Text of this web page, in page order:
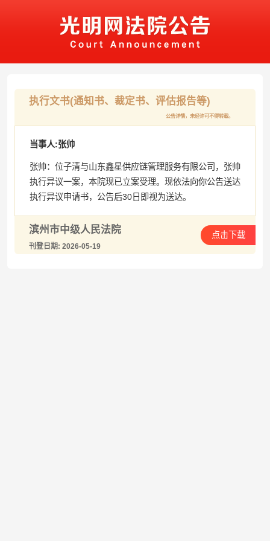
执行文书(通知书、裁定书、评估报告等)
公告详情，未经许可不得转载。
当事人:张帅
张帅：位子清与山东鑫星供应链管理服务有限公司，张帅
执行异议一案，本院现已立案受理。现依法向你公告送达
执行异议申请书，公告后30日即视为送达。
滨州市中级人民法院
刊登日期: 2026-05-19
点击下载